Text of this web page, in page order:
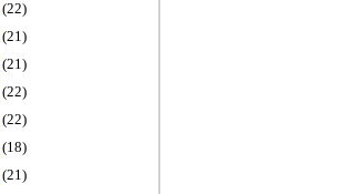
(22)
(21)
(21)
(22)
(22)
(18)
(21)